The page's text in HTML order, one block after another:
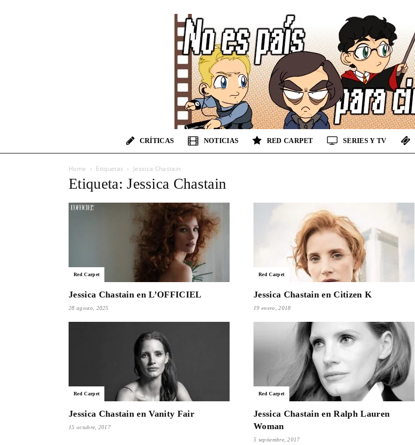
Es
País
Cinéfilos
CRÍTICAS NOTICIAS RED CARPET SERIES Y TV
Home Etiquetas Jessica Chastain
Etiqueta: Jessica Chastain
Red Carpet
Jessica Chastain en L’OFFICIEL
28 agosto, 2025
Red Carpet
Jessica Chastain en Citizen K
19 enero, 2018
Red Carpet
Jessica Chastain en Vanity Fair
15 octubre, 2017
Red Carpet
Jessica Chastain en Ralph Lauren
Woman
5 septiembre, 2017